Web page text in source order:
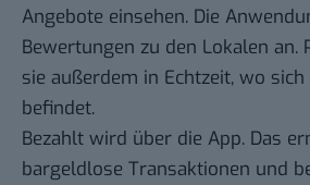
Angebote einsehen. Die
Bewertungen zu den Lokalen an.
sie außerdem in Echtzeit, wo
befindet.
Bezahlt wird über die App. Das
bargeldlose Transaktionen und